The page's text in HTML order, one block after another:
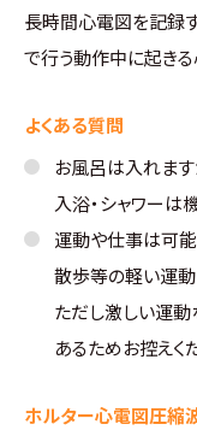
長時間心電図を記録
で行う動作中に起き
よくある質問
お風呂は入れます
入浴・シャワーは
運動や仕事は可能
散歩等の軽い運動
ただし激しい運
あるためお控えく
ホルター心電図圧縮